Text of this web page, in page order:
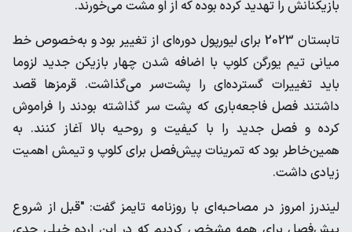
بازیکنانش را تهدید کرده بوده که از او مشت می‌خورند. ‌
تابستان 2023 برای لیورپول دوره‌ای از تغییر بود و به‌خصوص خط
میانی تیم یورگن ‌کلوپ با اضافه شدن چهار بازیکن جدید لزوما
باید تغییرات گسترده‌ای را پشت‌سر ‌می‌گذاشت. قرمزها قصد
داشتند فصل فاجعه‌باری که پشت سر گذاشته بودند را ‌فراموش
کرده و فصل جدید را با کیفیت و روحیه بالا آغاز کنند. به
همین‌خاطر بود که ‌تمرینات پیش‌فصل برای کلوپ و تیمش اهمیت
زیادی داشت. ‌
لیندرز امروز در مصاحبه‌ای با روزنامه تایمز گفت: "قبل از شروع